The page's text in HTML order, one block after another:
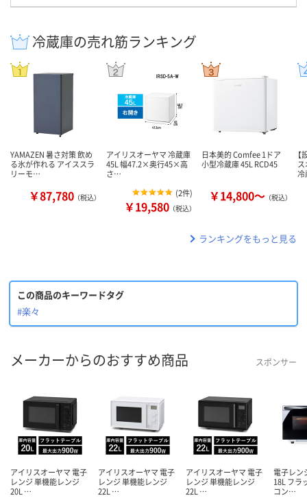
冷蔵庫の売れ筋ランキング
YAMAZEN 暑さ対策 飲め
る氷が作れる アイススラ
リーモ…
￥87,780 （税込）
アイリスオーヤマ 冷蔵庫
45L 幅47.2×奥行45×高
さ…
(2件)
￥19,580 （税込）
日本美的 Comfee 1ドア
小型冷蔵庫 45L RCD45
￥14,800～ （税込）
ランキングをもっと見る
この商品のキーワードタグ
#楽々
メーカーからのおすすめ商品 スポンサー
アイリスオーヤマ 電子
レンジ 単機能レンジ
20L …
アイリスオーヤマ 電子
レンジ 単機能レンジ
22L …
アイリスオーヤマ 電子
レンジ 単機能レンジ
22L …
電子レン
18L フラ
コン…